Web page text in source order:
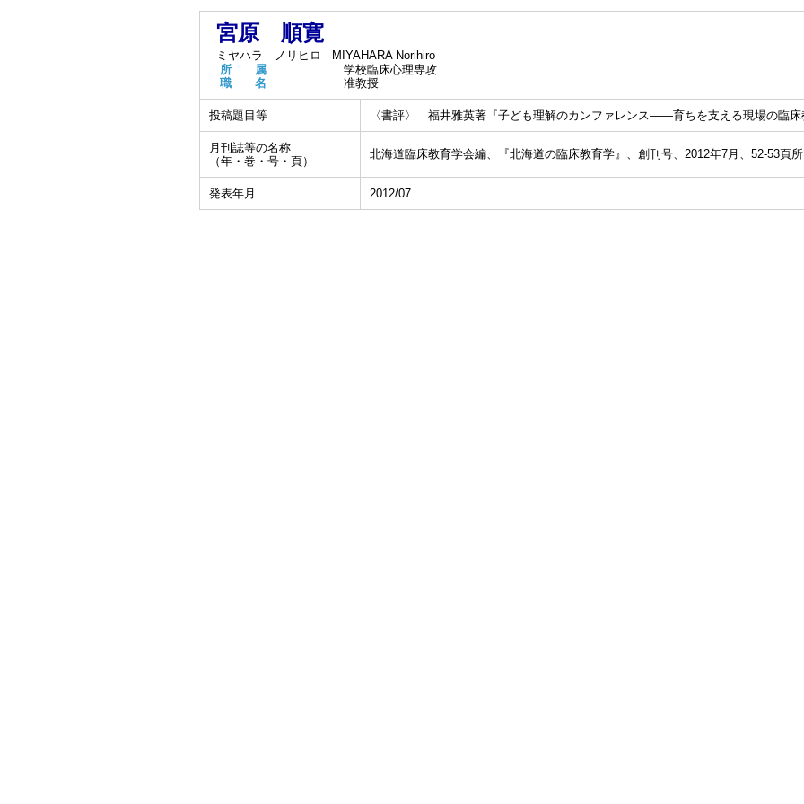
宮原 順寛
ミヤハラ ノリヒロ
MIYAHARA Norihiro
所 属
学校臨床心理専攻
職 名
准教授
投稿題目等 〈書評〉 福井雅英著『子ども理解のカンファレンス――育ちを支える現場の臨床
月刊誌等の名称
（年・巻・号・頁）
北海道臨床教育学会編、『北海道の臨床教育学』、創刊号、2012年7月、52-53頁所
発表年月 2012/07